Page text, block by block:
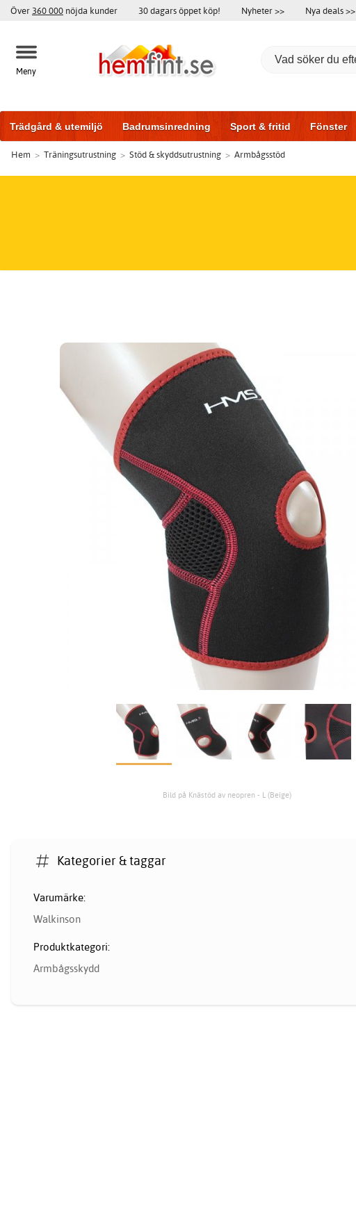
Över 360 000 nöjda kunder 30 dagars öppet köp! Nyheter >> Nya deals >>
Meny
Trädgård & utemiljö Badrumsinredning Sport & fritid Fönster
Badrumsmöbler Träningsutrustning Garageportar
Hem > Träningsutrustning > Stöd & skyddsutrustning > Armbågsstöd
Bild på Knästöd av neopren - L (Beige)
Kategorier & taggar
Varumärke:
Walkinson
Produktkategori:
Armbågsskydd